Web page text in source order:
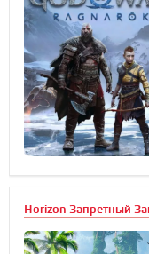
Horizon Запретный